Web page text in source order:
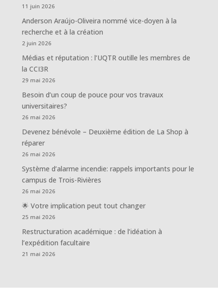
11 juin 2026
Anderson Araújo-Oliveira nommé vice-doyen à la
recherche et à la création
2 juin 2026
Médias et réputation : l’UQTR outille les membres de
la CCI3R
29 mai 2026
Besoin d’un coup de pouce pour vos travaux
universitaires?
26 mai 2026
Devenez bénévole – Deuxième édition de La Shop à
réparer
26 mai 2026
Système d’alarme incendie: rappels importants pour le
campus de Trois-Rivières
26 mai 2026
🌟 Votre implication peut tout changer
25 mai 2026
Restructuration académique : de l’idéation à
l’expédition facultaire
21 mai 2026